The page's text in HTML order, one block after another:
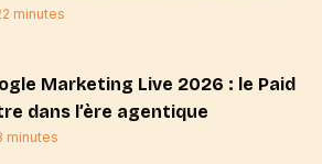
& Click » ?
minutes
Marketing Live 2026 : le Paid
dans l’ère agentique
minutes